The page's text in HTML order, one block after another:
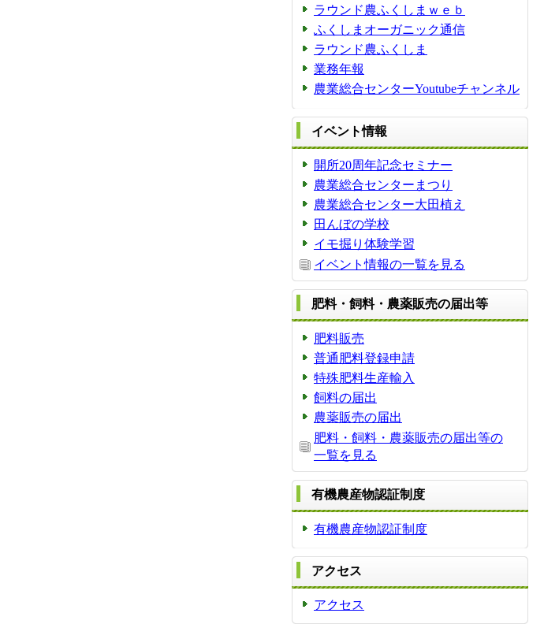
ラウンド農ふくしまｗｅｂ
ふくしまオーガニック通信
ラウンド農ふくしま
業務年報
農業総合センターYoutubeチャンネル
イベント情報
開所20周年記念セミナー
農業総合センターまつり
農業総合センター大田植え
田んぼの学校
イモ掘り体験学習
イベント情報の一覧を見る
肥料・飼料・農薬販売の届出等
肥料販売
普通肥料登録申請
特殊肥料生産輸入
飼料の届出
農薬販売の届出
肥料・飼料・農薬販売の届出等の
一覧を見る
有機農産物認証制度
有機農産物認証制度
アクセス
アクセス